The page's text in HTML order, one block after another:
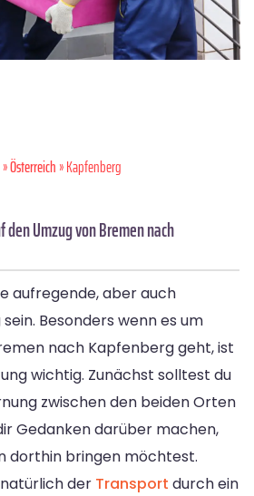
»Österreich» Kapfenberg
Umzug von Bremen nach
aufregende, aber auch
Besonders wenn es um
nach Kapfenberg geht, ist
wichtig. Zunächst solltest du
zwischen den beiden Orten
Gedanken darüber machen,
dorthin bringen möchtest.
der Transport durch ein